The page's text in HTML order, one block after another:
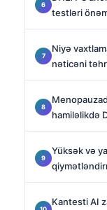
testləri
Niyə
nəticəni
hamiləlikdə
Yüksək və
Kantesti AI